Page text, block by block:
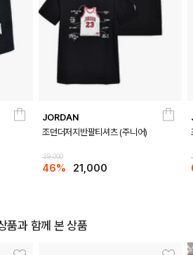
DETAILS
JORDAN
조던더저지반팔티셔츠 (주니어)
39,000
46% 21,000
품과 함께 본 상품